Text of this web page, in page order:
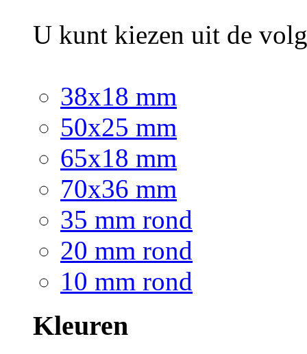
U kunt kiezen uit de
38x18 mm
50x25 mm
65x18 mm
70x36 mm
35 mm rond
20 mm rond
10 mm rond
Kleuren